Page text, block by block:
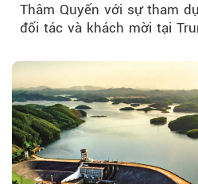
Thâm Quyến với sự tham
đối tác và khách mời tại